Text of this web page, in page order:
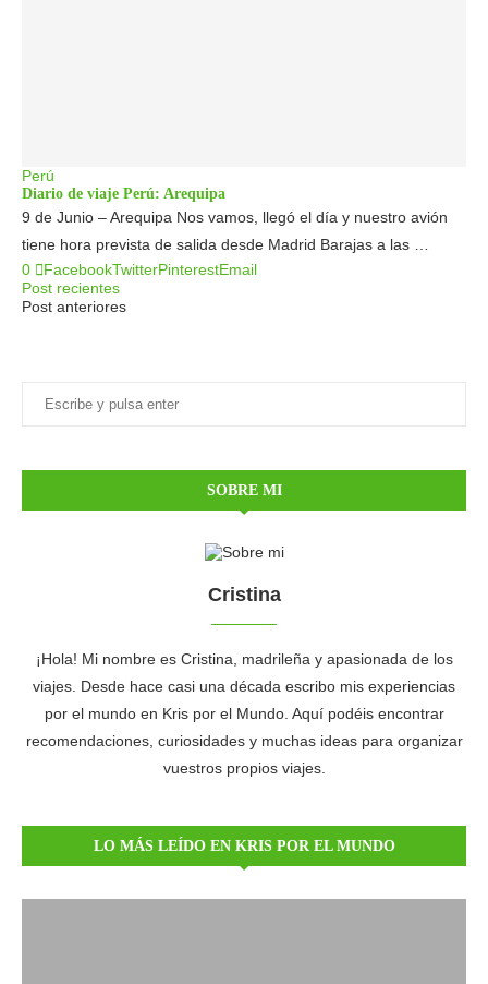
Perú
Diario de viaje Perú: Arequipa
9 de Junio – Arequipa Nos vamos, llegó el día y nuestro avión
tiene hora prevista de salida desde Madrid Barajas a las …
0
FacebookTwitterPinterestEmail
Post recientes
Post anteriores
SOBRE MI
Cristina
¡Hola! Mi nombre es Cristina, madrileña y apasionada de los
viajes. Desde hace casi una década escribo mis experiencias
por el mundo en Kris por el Mundo. Aquí podéis encontrar
recomendaciones, curiosidades y muchas ideas para organizar
vuestros propios viajes.
LO MÁS LEÍDO EN KRIS POR EL MUNDO